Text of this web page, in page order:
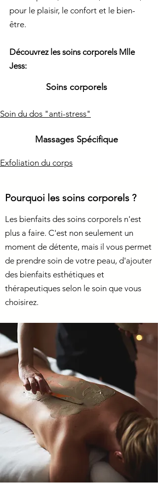
pour le plaisir, le confort et le bien-
être.
Découvrez les soins corporels Mlle
Jess:
Soins corporels
Soin du dos "anti-stress"
Massages Spécifique
Exfoliation du corps
Pourquoi les soins corporels ?
Les bienfaits des soins corporels n'est
plus a faire. C'est non seulement un
moment de détente, mais il vous permet
de prendre soin de votre peau, d'ajouter
des bienfaits esthétiques et
thérapeutiques selon le soin que vous
choisirez.